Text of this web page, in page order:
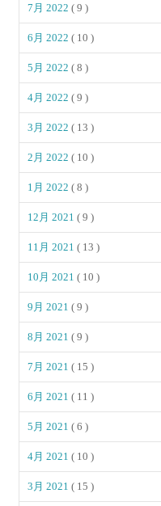
7月 2022( 9 )
6月 2022( 10 )
5月 2022( 8 )
4月 2022( 9 )
3月 2022( 13 )
2月 2022( 10 )
1月 2022( 8 )
12月 2021( 9 )
11月 2021( 13 )
10月 2021( 10 )
9月 2021( 9 )
8月 2021( 9 )
7月 2021( 15 )
6月 2021( 11 )
5月 2021( 6 )
4月 2021( 10 )
3月 2021( 15 )